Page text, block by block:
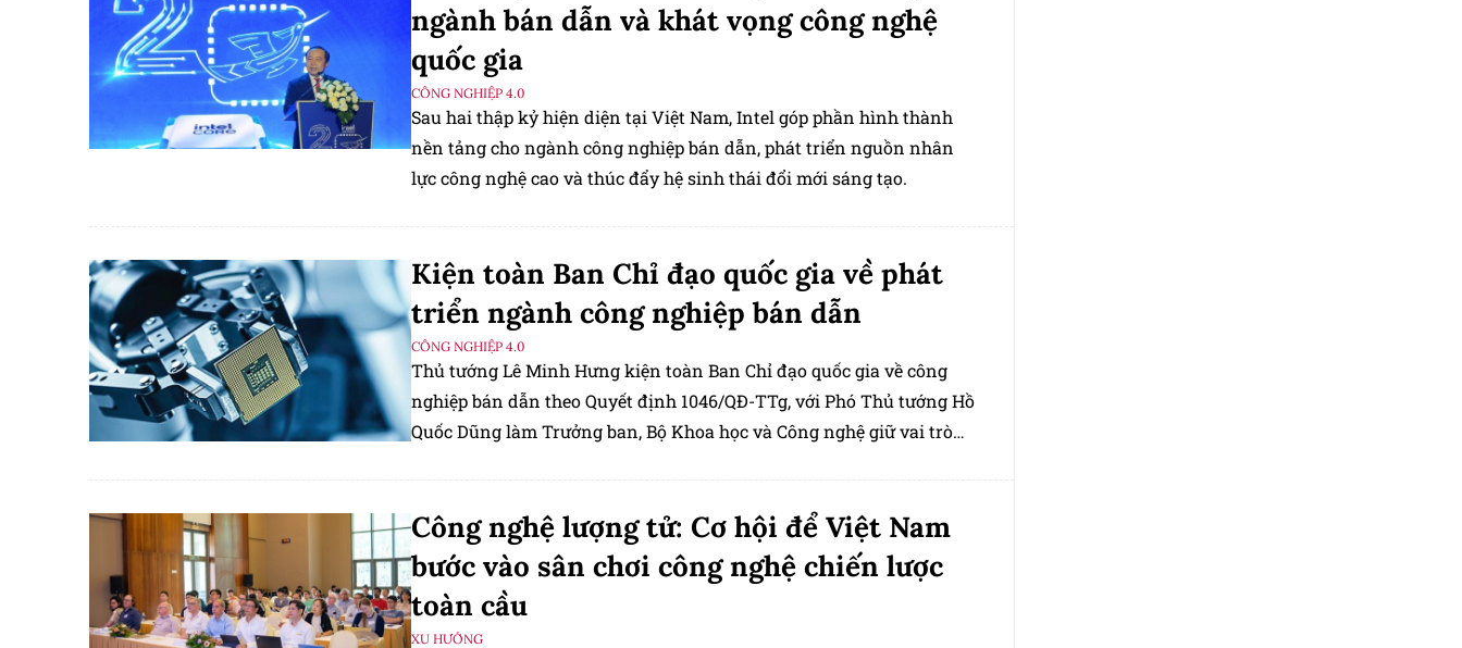
ngành bán dẫn và khát vọng công nghệ
quốc gia
CÔNG NGHIỆP 4.0
Sau hai thập kỷ hiện diện tại Việt Nam, Intel góp phần hình thành
nền tảng cho ngành công nghiệp bán dẫn, phát triển nguồn nhân
lực công nghệ cao và thúc đẩy hệ sinh thái đổi mới sáng tạo.
Kiện toàn Ban Chỉ đạo quốc gia về phát
triển ngành công nghiệp bán dẫn
CÔNG NGHIỆP 4.0
Thủ tướng Lê Minh Hưng kiện toàn Ban Chỉ đạo quốc gia về công
nghiệp bán dẫn theo Quyết định 1046/QĐ-TTg, với Phó Thủ tướng Hồ
Quốc Dũng làm Trưởng ban, Bộ Khoa học và Công nghệ giữ vai trò
Công nghệ lượng tử: Cơ hội để Việt Nam
bước vào sân chơi công nghệ chiến lược
toàn cầu
XU HƯỚNG